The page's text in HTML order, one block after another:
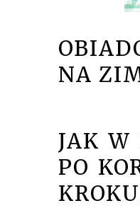
NA
JAK W
PO